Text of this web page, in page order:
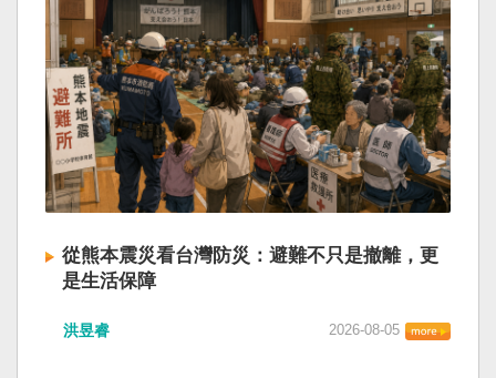
從熊本震災看台灣防災：避難不只是撤離，更
是生活保障
洪昱睿 2026-08-05